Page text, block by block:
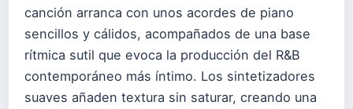
canción arranca con unos acordes de piano
sencillos y cálidos, acompañados de una base
rítmica sutil que evoca la producción del R&B
contemporáneo más íntimo. Los sintetizadores
suaves añaden textura sin saturar, creando una